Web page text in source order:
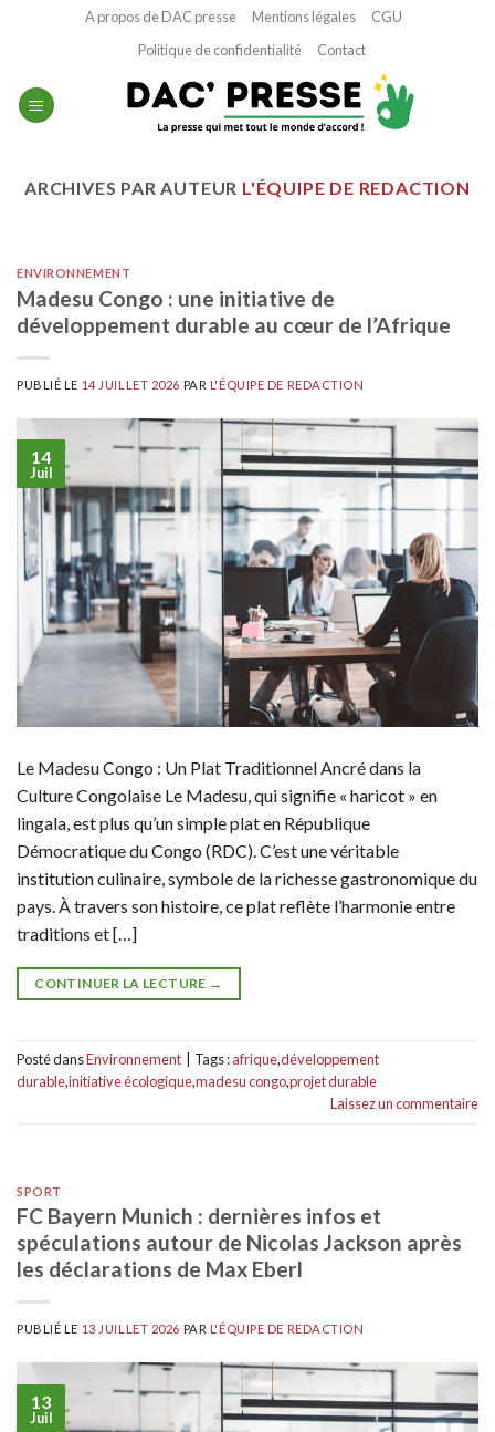
A propos de DAC presse Mentions légales
CGU
Politique de confidentialité
Contact
ARCHIVES PAR AUTEUR L'ÉQUIPE DE REDACTION
ENVIRONNEMENT
Madesu Congo : une initiative de
développement durable au cœur de l’Afrique
PUBLIÉ LE 14 JUILLET 2026 PAR L'ÉQUIPE DE REDACTION
14
Juil
Le Madesu Congo : Un Plat Traditionnel Ancré dans la
Culture Congolaise Le Madesu, qui signifie « haricot » en
lingala, est plus qu’un simple plat en République
Démocratique du Congo (RDC). C’est une véritable
institution culinaire, symbole de la richesse gastronomique du
pays. À travers son histoire, ce plat reflète l’harmonie entre
traditions et […]
CONTINUER LA LECTURE →
Posté dansEnvironnement Tags :afrique,développement
durable,initiative écologique,madesu congo,projet durable
Laissez un commentaire
SPORT
FC Bayern Munich : dernières infos et
spéculations autour de Nicolas Jackson après
les déclarations de Max Eberl
PUBLIÉ LE 13 JUILLET 2026 PAR L'ÉQUIPE DE REDACTION
13
Juil